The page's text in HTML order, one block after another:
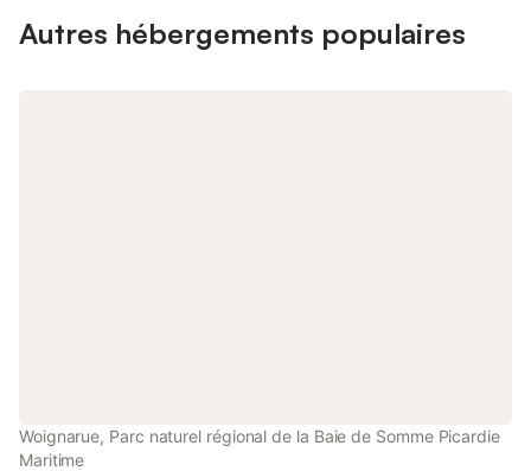
Autres hébergements populaires
Woignarue, Parc naturel régional de la Baie de Somme Picardie
Maritime